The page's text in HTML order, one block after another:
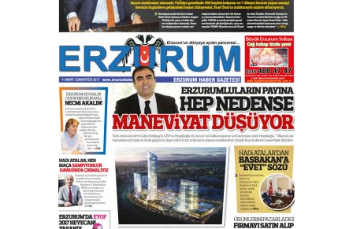
Esat BİNDESEN
Başkan Sekmen’den Erzurum’a
bir vizyon proje daha!
02 Ağustos 2026 Pazar
Kadir SABUNCUOĞLU
Erzurumspor’un köşe taşları
29 Haziran 2026 Pazartesi